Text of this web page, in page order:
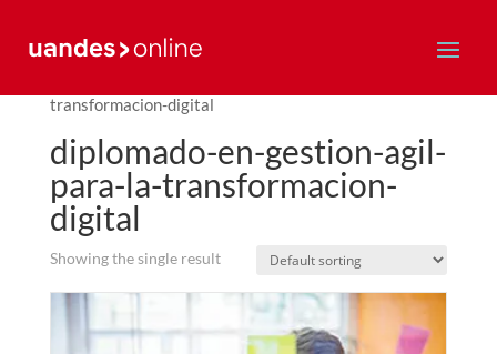
transformacion-digital
diplomado-en-gestion-agil-
para-la-transformacion-
digital
Showing the single result